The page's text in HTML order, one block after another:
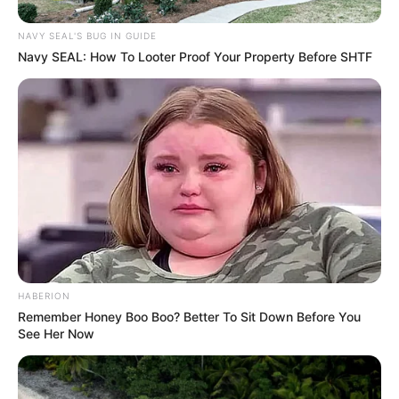
Pinterest
A resina é um tipo de plástico, do tipo polímero
com outro material, chamado catalisador. Por
NAVY SEAL'S BUG IN GUIDE
Navy SEAL: How To Looter Proof Your Property Before SHTF
HABERION
Remember Honey Boo Boo? Better To Sit Down Before You
See Her Now